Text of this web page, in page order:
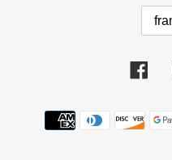
L
A
G
U